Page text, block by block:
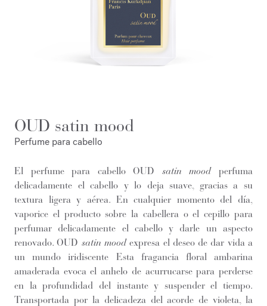
OUD satin mood
Perfume para cabello
El perfume para cabello OUD satin moodperfuma
delicadamente el cabello y lo deja suave, gracias a su
textura ligera y aérea. En cualquier momento del día,
vaporice el producto sobre la cabellera o el cepillo para
perfumar delicadamente el cabello y darle un aspecto
renovado. OUD satin moodexpresa el deseo de dar vida a
un mundo iridiscente Esta fragancia floral ambarina
amaderada evoca el anhelo de acurrucarse para perderse
en la profundidad del instante y suspender el tiempo.
Transportada por la delicadeza del acorde de violeta, la